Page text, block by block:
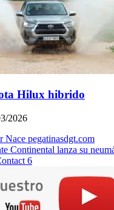
Hilux hibrido
2026
Nace pegatinasdgt.com
Continental lanza su
6